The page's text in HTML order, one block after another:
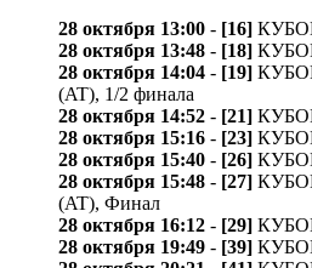
28 октября 13:00 - [16] КУБОК
28 октября 13:48 - [18] КУБОК
28 октября 14:04 - [19] КУБОК
(AT), 1/2 финала
28 октября 14:52 - [21] КУБОК
28 октября 15:16 - [23] КУБОК
28 октября 15:40 - [26] КУБОК
28 октября 15:48 - [27] КУБОК
(AT), Финал
28 октября 16:12 - [29] КУБОК
28 октября 19:49 - [39] КУБОК